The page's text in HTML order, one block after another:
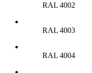
RAL 4002
RAL 4003
RAL 4004